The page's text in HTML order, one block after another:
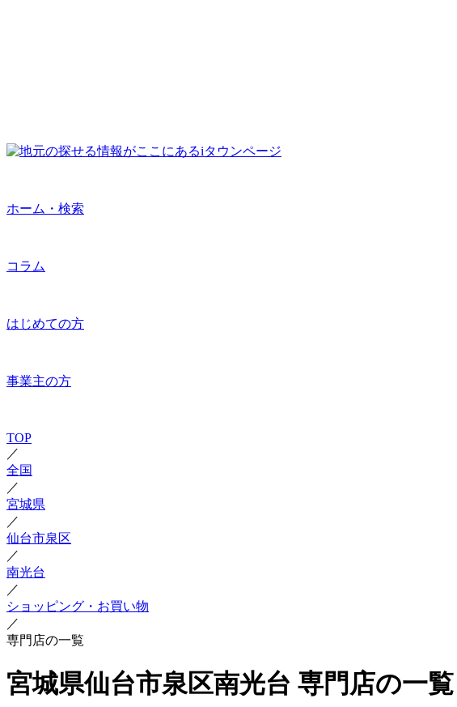
ホーム・検索
コラム
はじめての方
事業主の方
TOP
／
全国
／
宮城県
／
仙台市泉区
／
南光台
／
ショッピング・お買い物
／
専門店の一覧
宮城県仙台市泉区南光台 専門店の一覧